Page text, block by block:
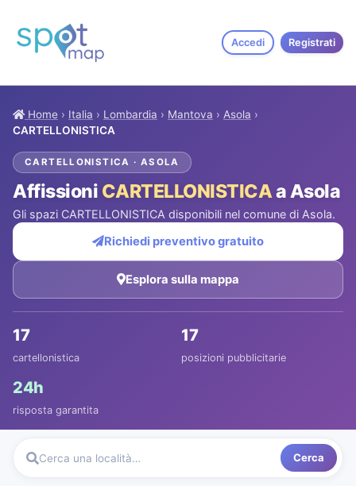
Accedi Registrati
Home › Italia › Lombardia › Mantova › Asola ›
CARTELLONISTICA
CARTELLONISTICA · ASOLA
Affissioni CARTELLONISTICAa Asola
Gli spazi CARTELLONISTICA disponibili nel comune di Asola.
Richiedi preventivo gratuito
Esplora sulla mappa
17
cartellonistica
17
posizioni pubblicitarie
24h
risposta garantita
Cerca una località… Cerca